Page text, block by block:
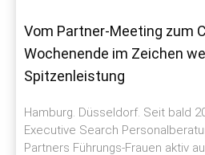
Vom Partner-Meeting zum
Wochenende im Zeichen
Spitzenleistung
Hamburg. Düsseldorf. Seit bald
Executive Search
Partners Führungs-Frauen aktiv